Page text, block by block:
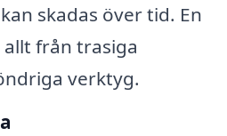
skadas över tid. En
allt från trasiga
verktyg.